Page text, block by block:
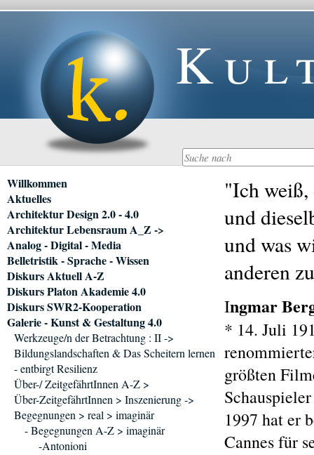
"Ich weiß,
und
und was
anderen
Ingmar
* 14. Juli
größten
1997 hat er
Cannes für
Navigation
überspringen
Willkommen
Aktuelles
Architektur Design 2.0 - 4.0
Architektur Lebensraum A_Z ->
Analog - Digital - Media
Belletristik - Sprache - Wissen
Diskurs Aktuell A-Z
Diskurs Platon Akademie 4.0
Diskurs SWR2-Kooperation
Galerie - Kunst & Gestaltung 4.0
Werkzeuge/n der Betrachtung : II ->
Bildungslandschaften & Das Scheitern lernen
- entbirgt Resilienz
Über-/ ZeitgefährtInnen A-Z >
Über-ZeitgefährtInnen > Inszenierung ->
Begegnungen > real > imaginär
- Begegnungen A-Z > imaginär
-Antonioni